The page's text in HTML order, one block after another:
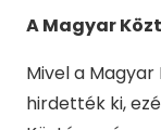
A Magyar
Mivel a
hirdették ki,